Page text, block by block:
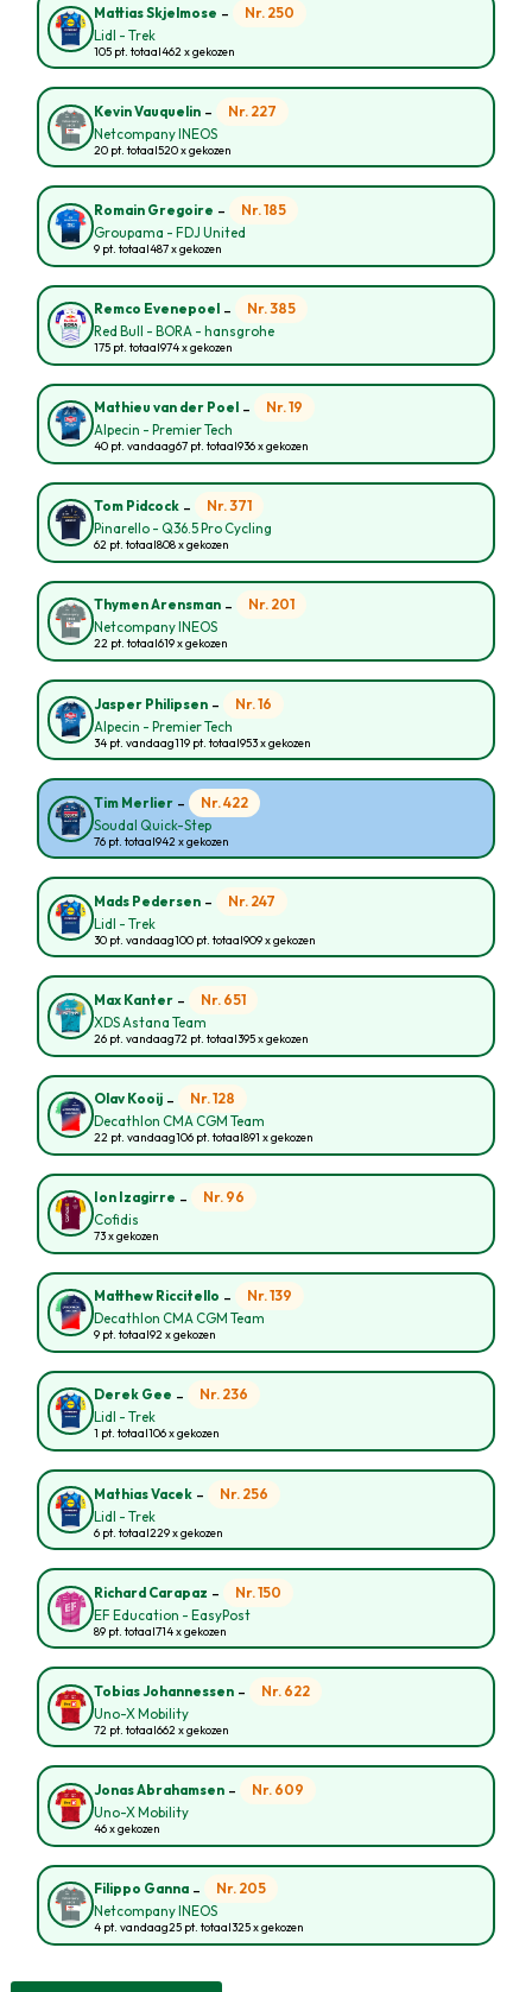
Mattias Skjelmose - Nr. 250
Lidl - Trek
105 pt. totaal462 x gekozen
Kevin Vauquelin - Nr. 227
Netcompany INEOS
20 pt. totaal520 x gekozen
Romain Gregoire - Nr. 185
Groupama - FDJ United
9 pt. totaal487 x gekozen
Remco Evenepoel - Nr. 385
Red Bull - BORA - hansgrohe
175 pt. totaal974 x gekozen
Mathieu van der Poel - Nr. 19
Alpecin - Premier Tech
40 pt. vandaag67 pt. totaal936 x gekozen
Tom Pidcock - Nr. 371
Pinarello - Q36.5 Pro Cycling
62 pt. totaal808 x gekozen
Thymen Arensman - Nr. 201
Netcompany INEOS
22 pt. totaal619 x gekozen
Jasper Philipsen - Nr. 16
Alpecin - Premier Tech
34 pt. vandaag119 pt. totaal953 x gekozen
Tim Merlier - Nr. 422
Soudal Quick-Step
76 pt. totaal942 x gekozen
Mads Pedersen - Nr. 247
Lidl - Trek
30 pt. vandaag100 pt. totaal909 x gekozen
Max Kanter - Nr. 651
XDS Astana Team
26 pt. vandaag72 pt. totaal395 x gekozen
Olav Kooij - Nr. 128
Decathlon CMA CGM Team
22 pt. vandaag106 pt. totaal891 x gekozen
Ion Izagirre - Nr. 96
Cofidis
73 x gekozen
Matthew Riccitello - Nr. 139
Decathlon CMA CGM Team
9 pt. totaal92 x gekozen
Derek Gee - Nr. 236
Lidl - Trek
1 pt. totaal106 x gekozen
Mathias Vacek - Nr. 256
Lidl - Trek
6 pt. totaal229 x gekozen
Richard Carapaz - Nr. 150
EF Education - EasyPost
89 pt. totaal714 x gekozen
Tobias Johannessen - Nr. 622
Uno-X Mobility
72 pt. totaal662 x gekozen
Jonas Abrahamsen - Nr. 609
Uno-X Mobility
46 x gekozen
Filippo Ganna - Nr. 205
Netcompany INEOS
4 pt. vandaag25 pt. totaal325 x gekozen